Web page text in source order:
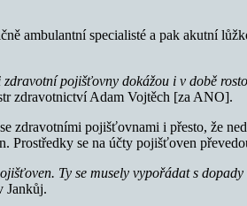
ambulantní specialisté a pak akutní
pojišťovny dokážou i v době
zdravotnictví Adam Vojtěch [za ANO].
zdravotními pojišťovnami i přesto, že
se na účty pojišťoven
Ty se musely vypořádat s
Jankůj.